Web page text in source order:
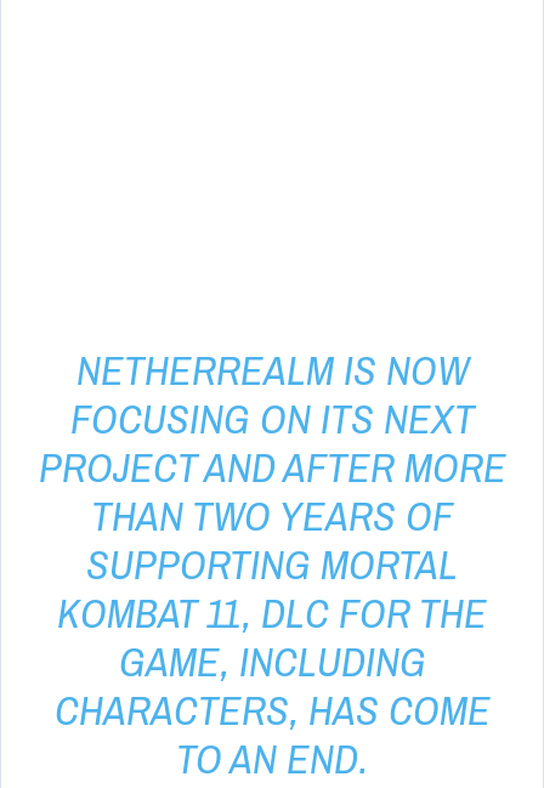
NETHERREALM IS NOW
FOCUSING ON ITS NEXT
PROJECT AND AFTER MORE
THAN TWO YEARS OF
SUPPORTING MORTAL
KOMBAT 11, DLC FOR THE
GAME, INCLUDING
CHARACTERS, HAS COME
TO AN END.